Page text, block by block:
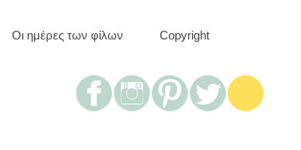
Οι ημέρες των φίλων Copyright